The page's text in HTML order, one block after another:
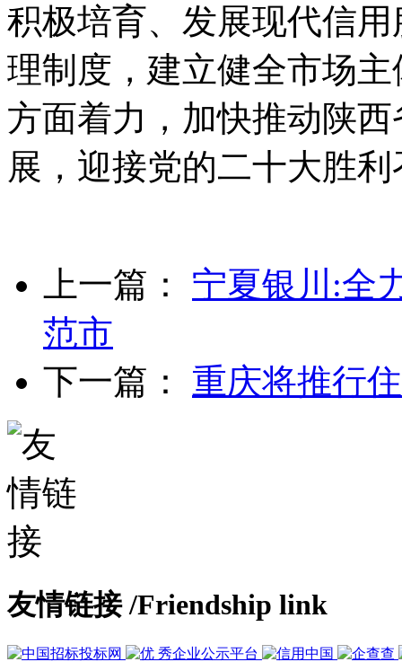
积极培育、发展现代信
理制度，建立健全市场
方面着力，加快推动陕
展，迎接党的二十大胜
上一篇： 宁夏银川:全
范市
下一篇： 重庆将推行
友情链接/Friendship link